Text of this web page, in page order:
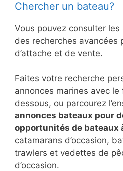
Chercher un bateau?
Vous pouvez consulter
des recherches avancées
d’attache et de vente.
Faites votre recherche
annonces marines avec le
dessous, ou parcourez
annonces bateaux pour
opportunités de bateaux
catamarans d’occasion,
trawlers et vedettes de
d’occasion.